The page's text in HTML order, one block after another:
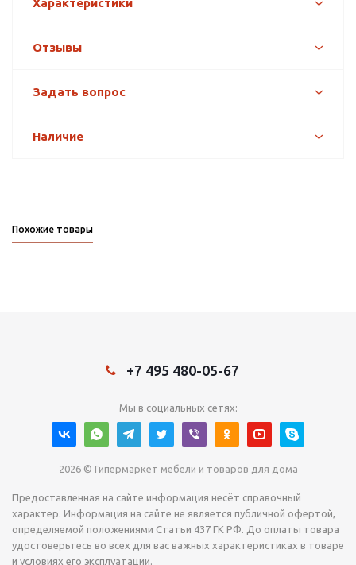
Характеристики
Отзывы
Задать вопрос
Наличие
Похожие товары
+7 495 480-05-67
Мы в социальных сетях:
2026 © Гипермаркет мебели и товаров для дома
Предоставленная на сайте информация несёт справочный
характер. Информация на сайте не является публичной офертой,
определяемой положениями Статьи 437 ГК РФ. До оплаты товара
удостоверьтесь во всех для вас важных характеристиках в товаре
и условиях его эксплуатации.